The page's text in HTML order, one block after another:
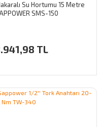
Su Hortumu 15 Metre
SMS-150
TL